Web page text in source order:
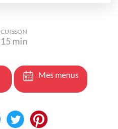
CUISSON
15 min
Mes menus